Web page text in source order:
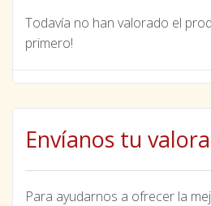
Todavía no han valorado el
primero!
Envíanos tu
Para ayudarnos a ofrecer la